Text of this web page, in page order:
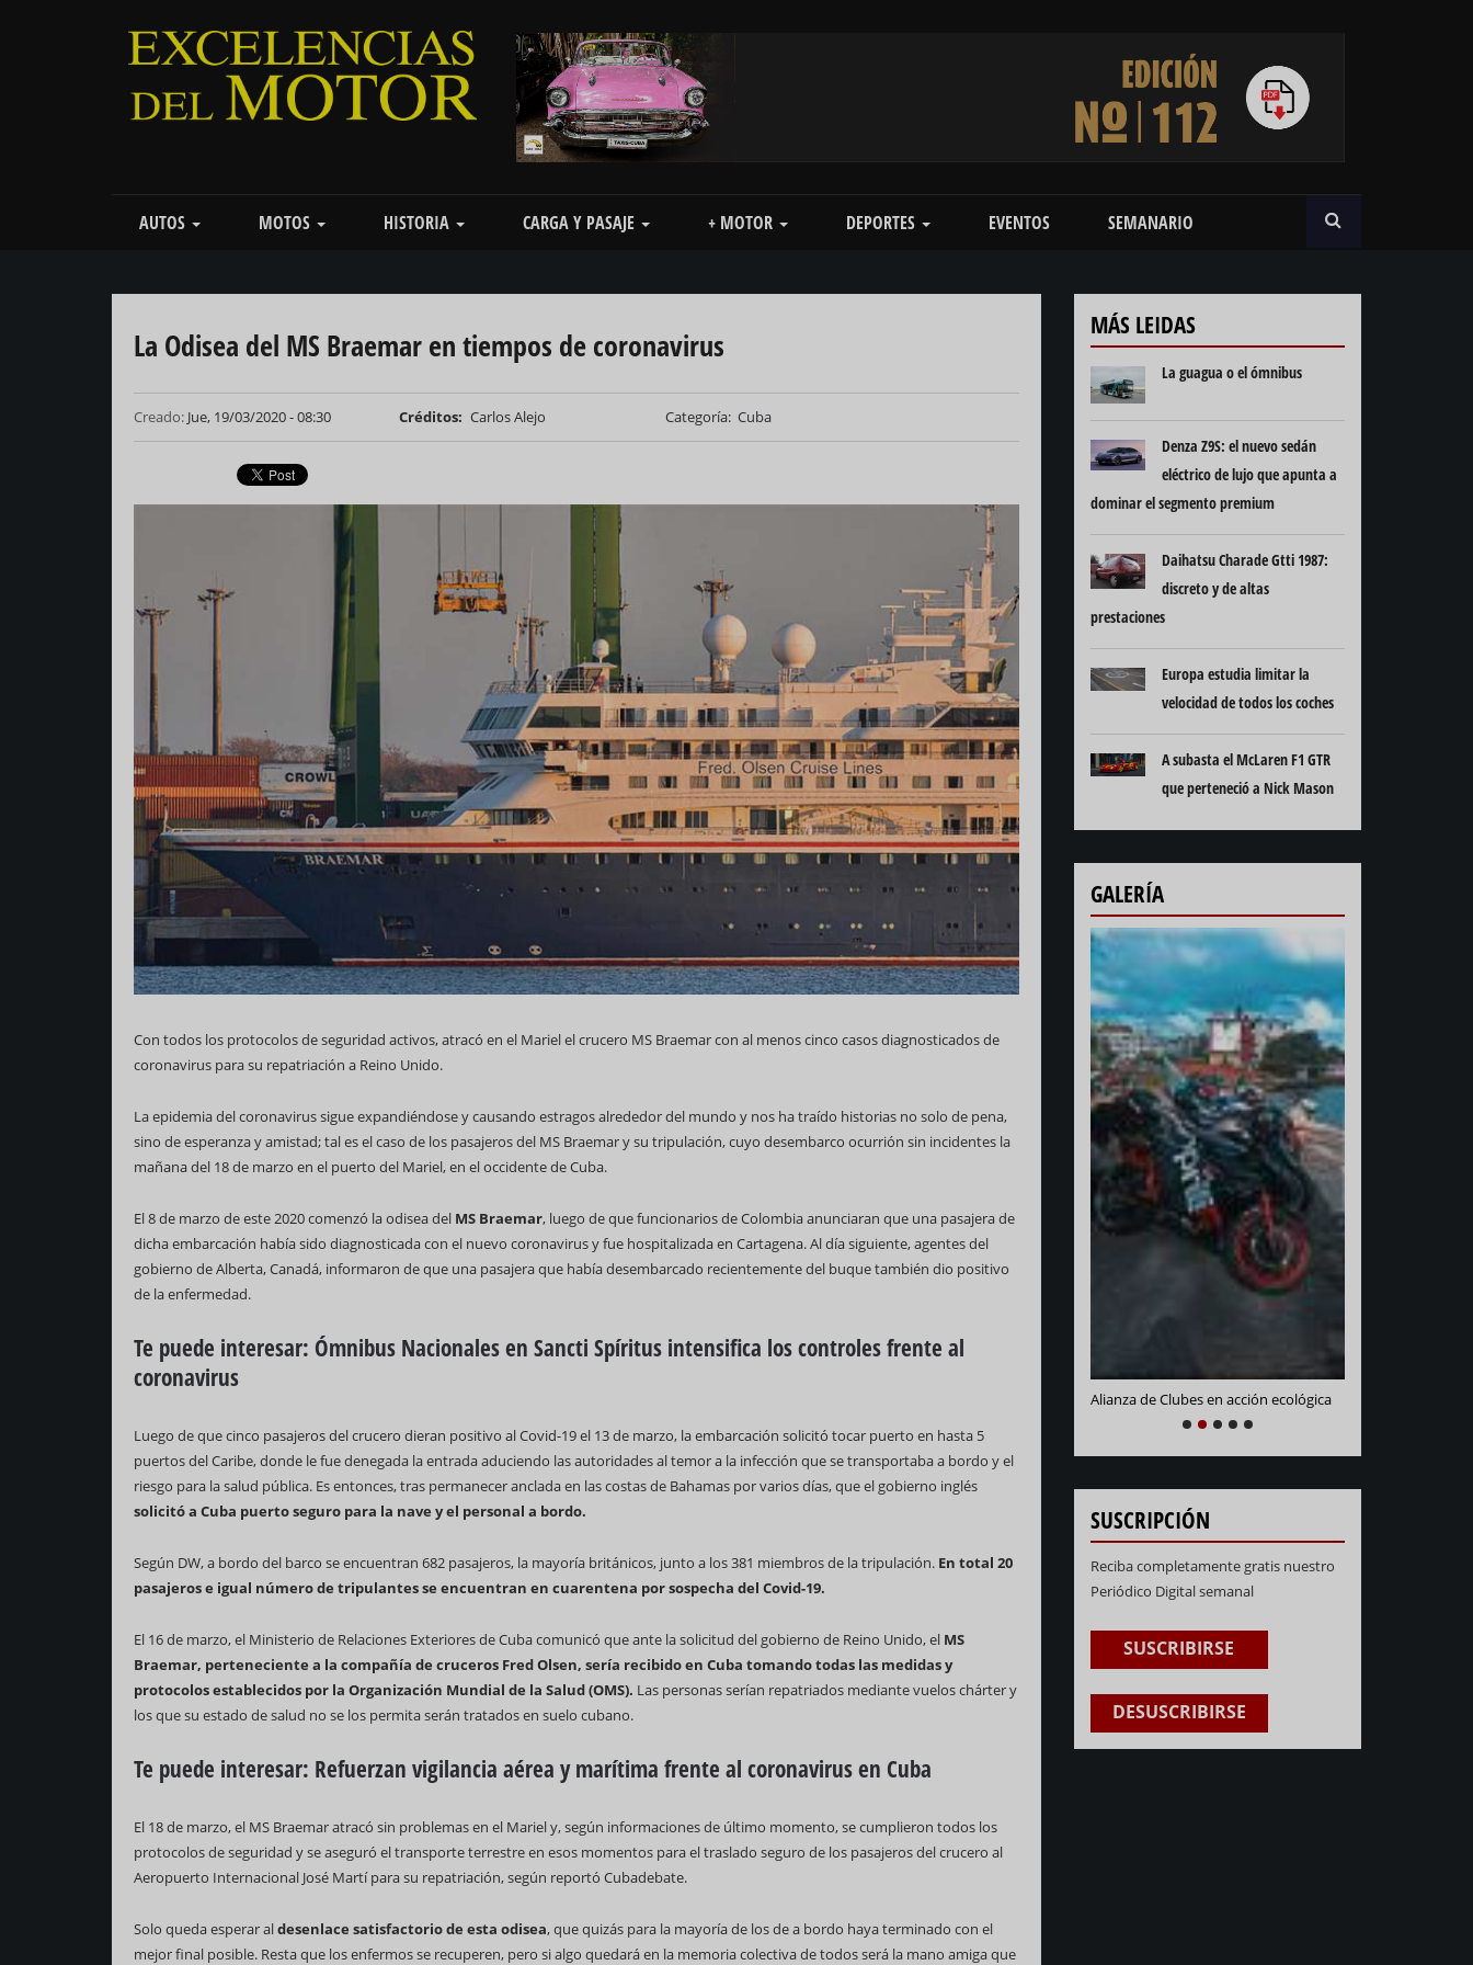
Main
navigation
AUTOS MOTOS HISTORIA CARGA Y PASAJE + MOTOR DEPORTES EVENTOS SEMANARIO
La Odisea del MS Braemar en tiempos de coronavirus
Creado: Jue, 19/03/2020 - 08:30 Créditos Carlos Alejo Categoría Cuba
Con todos los protocolos de seguridad activos, atracó en el Mariel el crucero MS Braemar con al menos cinco casos diagnosticados de
coronavirus para su repatriación a Reino Unido.
La epidemia del coronavirus sigue expandiéndose y causando estragos alrededor del mundo y nos ha traído historias no solo de pena,
sino de esperanza y amistad; tal es el caso de los pasajeros del MS Braemar y su tripulación, cuyo desembarco ocurrión sin incidentes la
mañana del 18 de marzo en el puerto del Mariel, en el occidente de Cuba.
El 8 de marzo de este 2020 comenzó la odisea del MS Braemar, luego de que funcionarios de Colombia anunciaran que una pasajera de
dicha embarcación había sido diagnosticada con el nuevo coronavirus y fue hospitalizada en Cartagena. Al día siguiente, agentes del
gobierno de Alberta, Canadá, informaron de que una pasajera que había desembarcado recientemente del buque también dio positivo
de la enfermedad.
Te puede interesar: Ómnibus Nacionales en Sancti Spíritus intensifica los controles frente al
coronavirus
Luego de que cinco pasajeros del crucero dieran positivo al Covid-19 el 13 de marzo, la embarcación solicitó tocar puerto en hasta 5
puertos del Caribe, donde le fue denegada la entrada aduciendo las autoridades al temor a la infección que se transportaba a bordo y el
riesgo para la salud pública. Es entonces, tras permanecer anclada en las costas de Bahamas por varios días, que el gobierno inglés
solicitó a Cuba puerto seguro para la nave y el personal a bordo.
Según DW, a bordo del barco se encuentran 682 pasajeros, la mayoría británicos, junto a los 381 miembros de la tripulación. En total 20
pasajeros e igual número de tripulantes se encuentran en cuarentena por sospecha del Covid-19.
El 16 de marzo, el Ministerio de Relaciones Exteriores de Cuba comunicó que ante la solicitud del gobierno de Reino Unido, el MS
Braemar, perteneciente a la compañía de cruceros Fred Olsen, sería recibido en Cuba tomando todas las medidas y
protocolos establecidos por la Organización Mundial de la Salud (OMS). Las personas serían repatriados mediante vuelos chárter y
los que su estado de salud no se los permita serán tratados en suelo cubano.
Te puede interesar: Refuerzan vigilancia aérea y marítima frente al coronavirus en Cuba
El 18 de marzo, el MS Braemar atracó sin problemas en el Mariel y, según informaciones de último momento, se cumplieron todos los
protocolos de seguridad y se aseguró el transporte terrestre en esos momentos para el traslado seguro de los pasajeros del crucero al
Aeropuerto Internacional José Martí para su repatriación, según reportó Cubadebate.
Solo queda esperar aldesenlace satisfactorio de esta odisea, que quizás para la mayoría de los de a bordo haya terminado con el
mejor final posible. Resta que los enfermos se recuperen, pero si algo quedará en la memoria colectiva de todos será la mano amiga que
MÁS LEIDAS
La guagua o el ómnibus
Denza Z9S: el nuevo sedán
eléctrico de lujo que apunta a
dominar el segmento premium
Daihatsu Charade Gtti 1987:
discreto y de altas
prestaciones
Europa estudia limitar la
velocidad de todos los coches
A subasta el McLaren F1 GTR
que perteneció a Nick Mason
GALERÍA
69 Campeonato Mundial WCC
Alianza de Clubes en acción ecológica
PREVIOUS
SUSCRIPCIÓN
Reciba completamente gratis nuestro
Periódico Digital semanal
SUSCRIBIRSE
DESUSCRIBIRSE